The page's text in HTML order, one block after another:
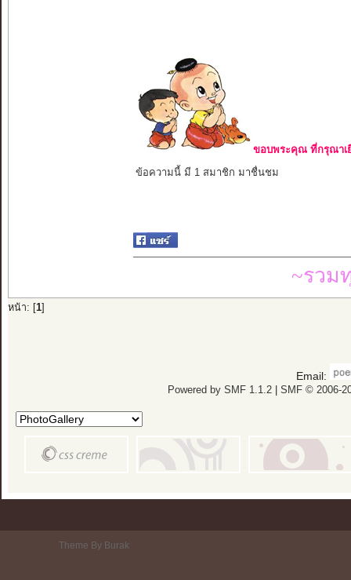
ขอบพระคุณ ที่กรุณาเ
ข้อความนี้ มี 1 สมาชิก มาชื่นชม
~รวม
หน้า: [ 1]
Email:
Powered by SMF 1.1.2| SMF © 2006-
Theme By Burak